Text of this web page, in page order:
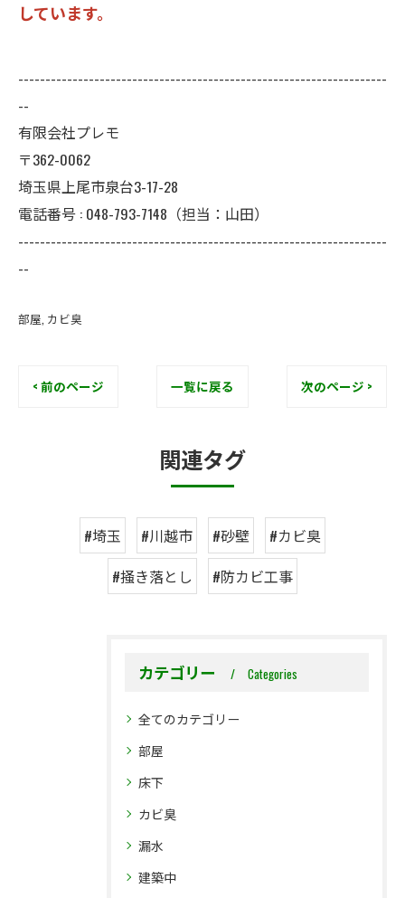
しています。
--------------------------------------------------------------------
--
有限会社プレモ
〒362-0062
埼玉県上尾市泉台3-17-28
電話番号 : 048-793-7148（担当：山田）
--------------------------------------------------------------------
--
部屋 カビ臭
< 前のページ 一覧に戻る 次のページ >
関連タグ
#埼玉 #川越市 #砂壁
#カビ臭
#掻き落とし
#防カビ工事
カテゴリー Categories
全てのカテゴリー
部屋
床下
カビ臭
漏水
建築中